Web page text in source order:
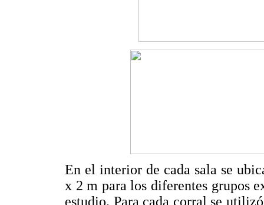
En el interior de cada sala se
x 2 m para los diferentes grupos
estudio. Para cada corral se